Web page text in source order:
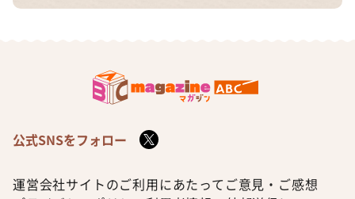
公式SNSをフォロー
運営会社サイトのご利用にあたって ご意見・ご感想